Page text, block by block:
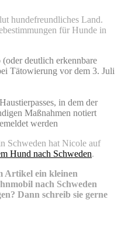
hundefreundliches Land.
für Hunde in
deutlich erkennbare
Tätowierung vor dem 3. Juli
in dem der
Maßnahmen notiert
werden
Schweden hat Nicole auf
Hund nach Schweden.
Artikel ein kleinen
nach Schweden
Dann schreib sie gerne